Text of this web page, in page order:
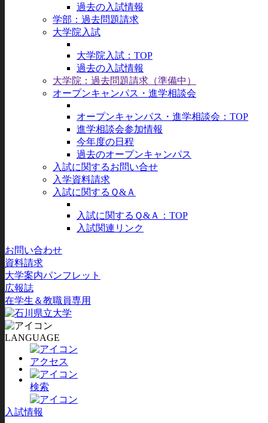
過去の入試情報
学部：過去問題請求
大学院入試
大学院入試：TOP
過去の入試情報
大学院：過去問題請求（準備中）
オープンキャンパス・進学相談会
オープンキャンパス・進学相談会：TOP
進学相談会参加情報
今年度の日程
過去のオープンキャンパス
入試に関するお問い合せ
入学資料請求
入試に関するＱ&Ａ
入試に関するＱ&Ａ：TOP
入試関連リンク
お問い合わせ
資料請求
大学案内パンフレット
広報誌
在学生＆教職員専用
LANGUAGE
アクセス
検索
入試情報